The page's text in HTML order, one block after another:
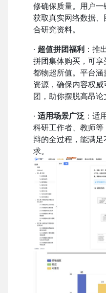
修确保质量。用户
获取真实网络数据
合研究资料。
· 超值拼团福利 ：推
拼团集体购买，可
都物超所值。平台
资源，确保内容权
团，助你摆脱高昂论
· 适用场景广泛 ：适
科研工作者、教师
辩的全过程，能满
求。